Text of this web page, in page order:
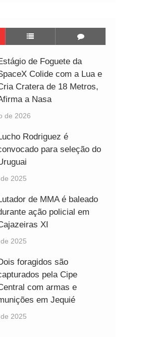
de Foguete da
Colide com a Lua e
Cratera de 18 Metros,
a Nasa
de 2026
Rodriguez é
para seleção do
2025
de MMA é baleado
ação policial em
XI
2025
foragidos são
pela Cipe
com armas e
em Jequié
2025